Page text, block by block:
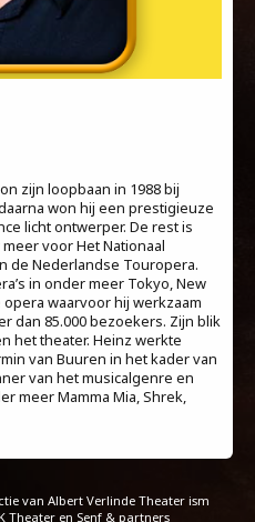
zijn loopbaan in 1988 bij
won hij een prestigieuze
licht ontwerper. De rest is
voor Het Nationaal
de Nederlandse Touropera.
in onder meer Tokyo, New
waarvoor hij werkzaam
dan 85.000 bezoekers. Zijn blik
het theater. Heinz werkte
van Buuren in het kader van
van het musicalgenre en
meer Mamma Mia, Shrek,
van Albert Verlinde Theater ism
Theateren Senf & partners